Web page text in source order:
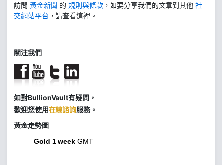
訪問 黃金新聞 的 規則與條款 ，如要分享我們的文章到其他 社
交網站平台 ，請查看這裡。
關注我們
如對BullionVault有疑問，
歡迎您使用在線諮詢服務。
黃金走勢圖
Gold 1 week GMT